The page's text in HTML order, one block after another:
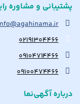
پشتیبانی و مشاوره
۰۲۱۹۱۳۰۴۴۶۶
۰۹۱۰۴۷۱۴۴۶۶
۰۹۱۰۰۴۷۴۴۶۶
درباره آگهی‌نما